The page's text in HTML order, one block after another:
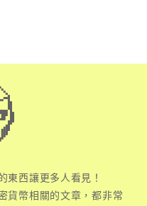
東西讓更多人看見！
貨幣相關的文章，都非常